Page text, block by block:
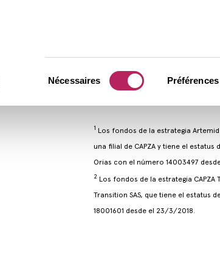
Nécessaires Préférences
1 Los fondos de la estrategia
una filial de CAPZA y tiene el estatus
Orias con el número 14003497
2 Los fondos de la estrategia CAPZA
Transition SAS, que tiene el estatus
18001601 desde el 23/3/2018.